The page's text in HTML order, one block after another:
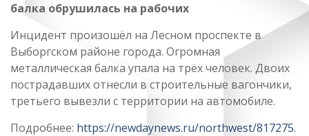
балка обрушилась на рабочих
Инцидент произошёл на Лесном проспекте в
Выборгском районе города. Огромная
металлическая балка упала на трёх человек. Двоих
пострадавших отнесли в строительные вагончики,
третьего вывезли с территории на автомобиле.
Подробнее: https://newdaynews.ru/northwest/817275.